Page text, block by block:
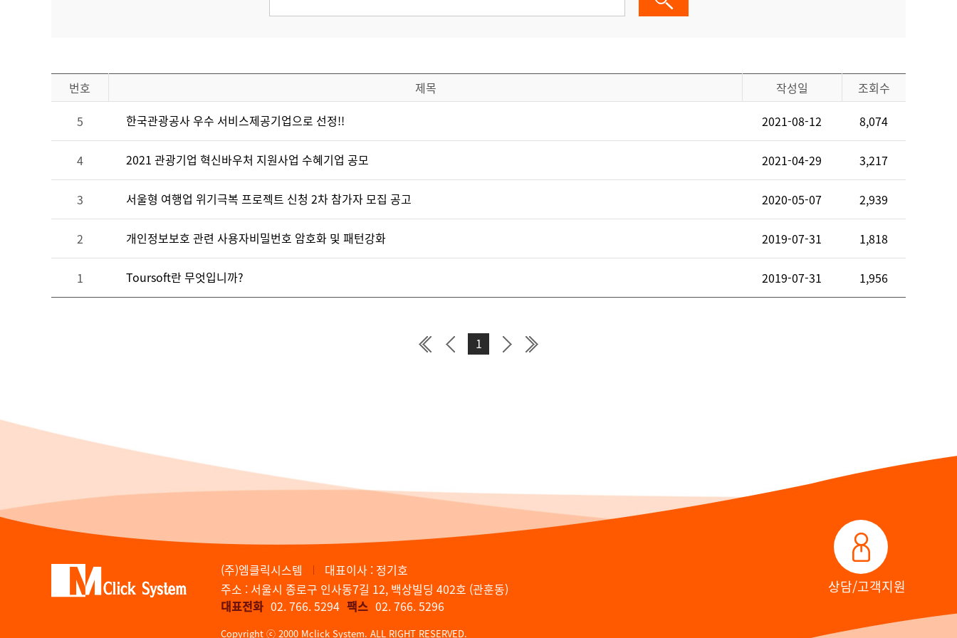
번호 제목 작성일
조회수
5
한국관광공사 우수 서비스제공기업으로 선정!! 2021-08-12 8,074
4 2021 관광기업 혁신바우처 지원사업 수혜기업 공모 2021-04-29 3,217
3 서울형 여행업 위기극복 프로젝트 신청 2차 참가자 모집 공고 2020-05-07 2,939
2 개인정보보호 관련 사용자비밀번호 암호화 및 패턴강화 2019-07-31 1,818
1 Toursoft란 무엇입니까? 2019-07-31 1,956
1
(주)엠클릭시스템
대표이사 : 정기호
주소 : 서울시 종로구 인사동7길 12, 백상빌딩 402호 (관훈동)
대표전화 02. 766. 5294 팩스 02. 766. 5296
Copyright ⓒ 2000 Mclick System. ALL RIGHT RESERVED.
상담/고객지원